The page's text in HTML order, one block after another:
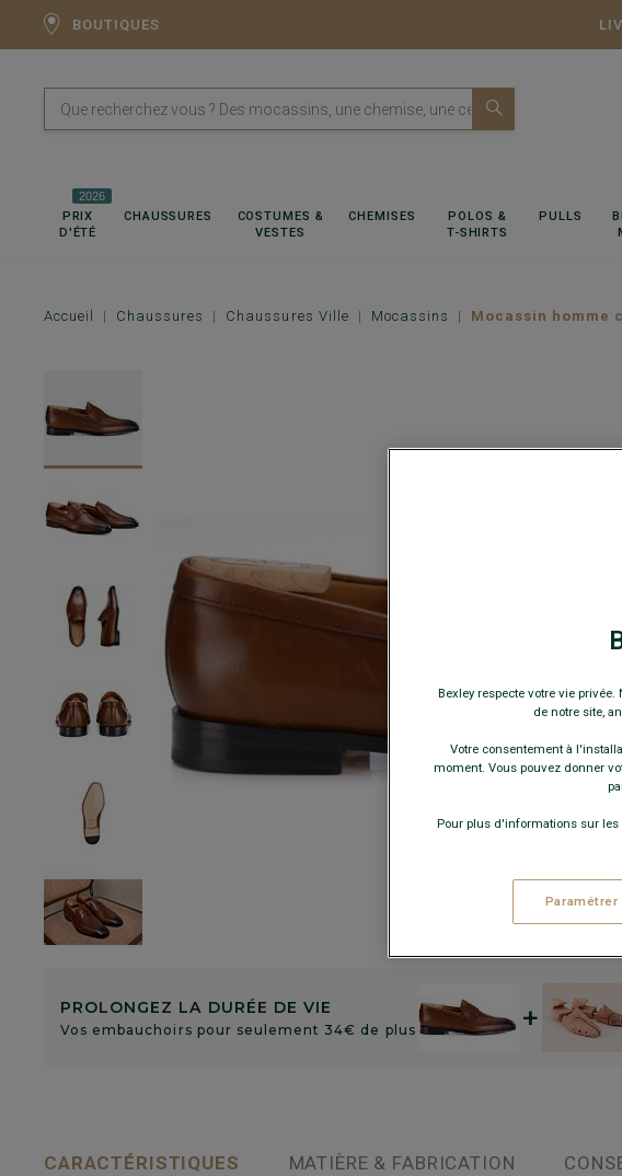
BOUTIQUES
PRIX
D'ÉTÉ
2026
CHAUSSURES
COSTUMES &
VESTES
CHEMISES
POLOS &
T-SHIRTS
PULLS
Accueil Chaussures Chaussures Ville Mocassins Mocassin homme
PROLONGEZ LA DURÉE DE VIE
Vos embauchoirs pour seulement 34€ de plus +
CARACTÉRISTIQUES MATIÈRE & FABRICATION
Bexley respecte votre vie
de notre site,
Votre consentement à
moment. Vous pouvez donner
Pour plus d'informations sur les